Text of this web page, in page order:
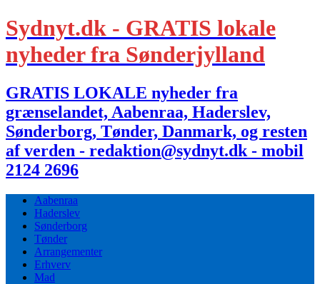
Sydnyt.dk - GRATIS lokale
nyheder fra Sønderjylland
GRATIS LOKALE nyheder fra
grænselandet, Aabenraa, Haderslev,
Sønderborg, Tønder, Danmark, og resten
af verden - redaktion@sydnyt.dk - mobil
2124 2696
Aabenraa
Haderslev
Sønderborg
Tønder
Arrangementer
Erhverv
Mad